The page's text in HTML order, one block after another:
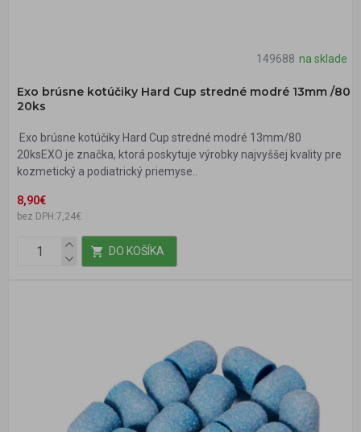
149688 na sklade
Exo brúsne kotúčiky Hard Cup stredné modré 13mm /80
20ks
Exo brúsne kotúčiky Hard Cup stredné modré 13mm/80
20ksEXO je značka, ktorá poskytuje výrobky najvyššej kvality pre
kozmetický a podiatrický priemyse..
8,90€
bez DPH:7,24€
DO KOŠÍKA